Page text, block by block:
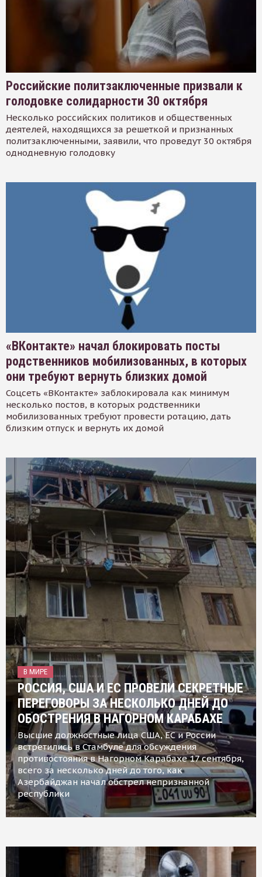
Российские политзаключенные призвали к
голодовке солидарности 30 октября
Несколько российских политиков и общественных
деятелей, находящихся за решеткой и признанных
политзаключенными, заявили, что проведут 30 октября
однодневную голодовку
«ВКонтакте» начал блокировать посты
родственников мобилизованных, в которых
они требуют вернуть близких домой
Соцсеть «ВКонтакте» заблокировала как минимум
несколько постов, в которых родственники
мобилизованных требуют провести ротацию, дать
близким отпуск и вернуть их домой
В МИРЕ
РОССИЯ, США И ЕС ПРОВЕЛИ СЕКРЕТНЫЕ
ПЕРЕГОВОРЫ ЗА НЕСКОЛЬКО ДНЕЙ ДО
ОБОСТРЕНИЯ В НАГОРНОМ КАРАБАХЕ
Высшие должностные лица США, ЕС и России
встретились в Стамбуле для обсуждения
противостояния в Нагорном Карабахе 17 сентября,
всего за несколько дней до того, как
Азербайджан начал обстрел непризнанной
республики